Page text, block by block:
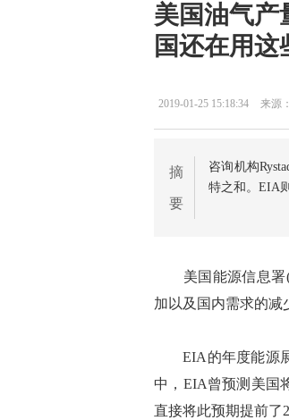
美国油气产
国还在用
2019-01-25 15:18:34 来源
摘
要
咨询机构
特之和。EIA
美国能源信息署
加以及国内需求的减
EIA的年度能源展
中，EIA曾预测美国
直接将此预期提前了